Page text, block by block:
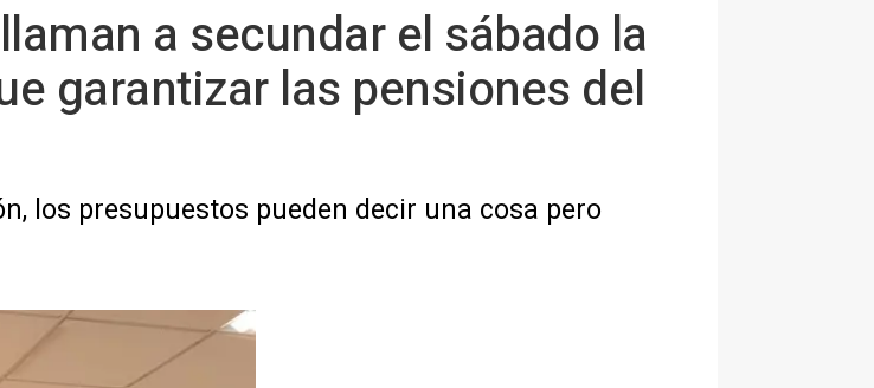
a secundar el sábado la
garantizar las pensiones del
los presupuestos pueden decir una cosa pero